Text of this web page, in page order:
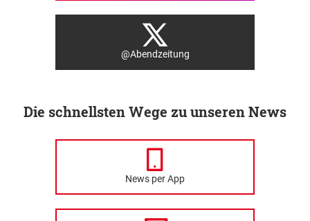
@Abendzeitung
Die schnellsten Wege zu unseren News
News per App